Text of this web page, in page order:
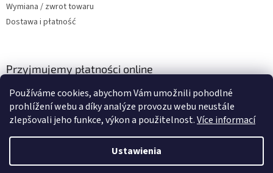
Používáme cookies, abychom Vám umožnili pohodlné
prohlížení webu a díky analýze provozu webu neustále
zlepšovali jeho funkce, výkon a použitelnost.Více informací
Ustawienia
Wymiana / zwrot towaru
Dostawa i płatność
Przyjmujemy płatności online
Opracował Shoptet